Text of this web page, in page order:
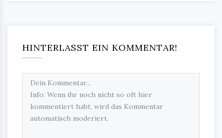
HINTERLASST EIN KOMMENTAR!